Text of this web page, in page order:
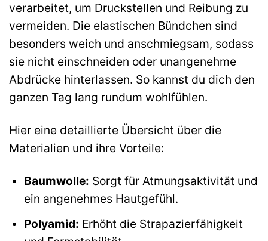
verarbeitet, um Druckstellen und Reibung zu
vermeiden. Die elastischen Bündchen sind
besonders weich und anschmiegsam, sodass
sie nicht einschneiden oder unangenehme
Abdrücke hinterlassen. So kannst du dich den
ganzen Tag lang rundum wohlfühlen.
Hier eine detaillierte Übersicht über die
Materialien und ihre Vorteile:
Baumwolle: Sorgt für Atmungsaktivität und
ein angenehmes Hautgefühl.
Polyamid: Erhöht die Strapazierfähigkeit